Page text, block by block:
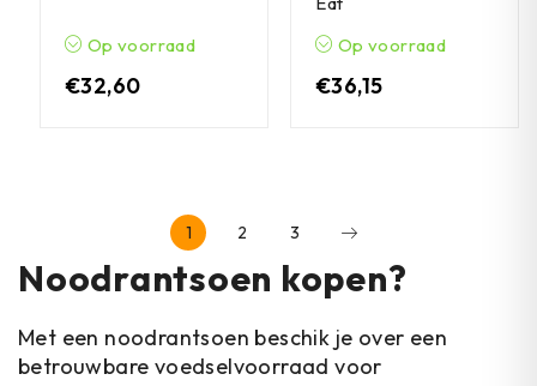
Op voorraad
€32,60
Op voorraad
€36,15
1 2 3
Noodrantsoen kopen?
Met een noodrantsoen beschik je over een
betrouwbare voedselvoorraad voor